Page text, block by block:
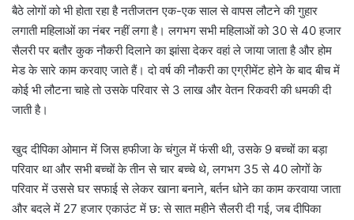
बैठे लोगों को भी होता रहा है नतीजतन एक-एक साल से वापस लौटने की गुहार
लगाती महिलाओं का नंबर नहीं लगा है। लगभग सभी महिलाओं को 30 से 40 हजार
सैलरी पर बतौर कुक नौकरी दिलाने का झांसा देकर वहां ले जाया जाता है और होम
मेड के सारे काम करवाए जाते हैं। दो वर्ष की नौकरी का एग्रीमेंट होने के बाद बीच में
कोई भी लौटना चाहे तो उसके परिवार से 3 लाख और वेतन रिकवरी की धमकी दी
जाती है।
खुद दीपिका ओमान में जिस हफीजा के चंगुल में फंसी थी, उसके 9 बच्चों का बड़ा
परिवार था और सभी बच्चों के तीन से चार बच्चे थे, लगभग 35 से 40 लोगों के
परिवार में उससे घर सफाई से लेकर खाना बनाने, बर्तन धोने का काम करवाया जाता
और बदले में 27 हजार एकाउंट में छ: से सात महीने सैलरी दी गई, जब दीपिका